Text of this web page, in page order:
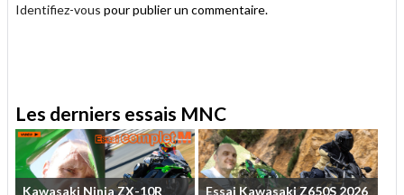
Identifiez-vous pour publier un commentaire.
Les derniers essais MNC
Kawasaki NinjaZX-10R
Essai Kawasaki Z650S 2026